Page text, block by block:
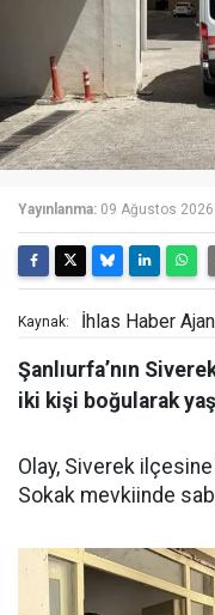
Yayınlanma: 09 Ağustos
Kaynak: İhlas Haber
Şanlıurfa’nın
iki kişi boğularak
Olay, Siverek ilçesine
Sokak mevkiinde